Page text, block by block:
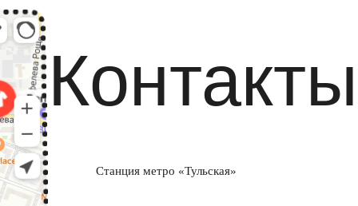
Контакты
Станция метро «Тульская»